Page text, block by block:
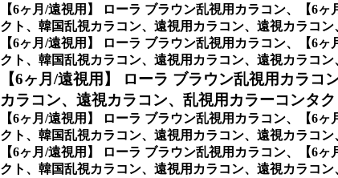
【6ヶ月/遠視用】 ローラ ブラウン乱視用カラコン、
【6
クト、韓国乱視カラコン、遠視用カラコン、遠視カラコ
【6ヶ月/遠視用】 ローラ ブラウン乱視用カラコン、
【6
クト、韓国乱視カラコン、遠視用カラコン、遠視カラコ
【6ヶ月/遠視用】 ローラ ブラウン乱視用カラコン
カラコン、遠視カラコン、乱視用カラーコンタ
【6ヶ月/遠視用】 ローラ ブラウン乱視用カラコン、
【6
クト、韓国乱視カラコン、遠視用カラコン、遠視カラコ
【6ヶ月/遠視用】 ローラ ブラウン乱視用カラコン、
【6
クト、韓国乱視カラコン、遠視用カラコン、遠視カラコ